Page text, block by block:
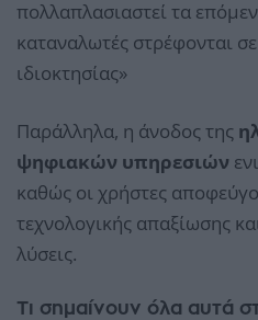
πολλαπλασιαστεί τα
καταναλωτές στρέφονται
ιδιοκτησίας»
Παράλληλα, η άνοδος της
ψηφιακών υπηρεσιών
καθώς οι χρήστες
τεχνολογικής απαξίωσης
λύσεις.
Τι σημαίνουν όλα αυτά